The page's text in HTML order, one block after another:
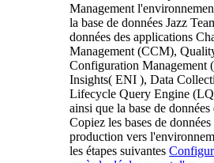
Management
la base de données Jazz
données des applications
Management (CCM),
Configuration Management
Insights( ENI ), Data
Lifecycle Query Engine
ainsi que la base de
Copiez les bases de
production vers
les étapes suivantes